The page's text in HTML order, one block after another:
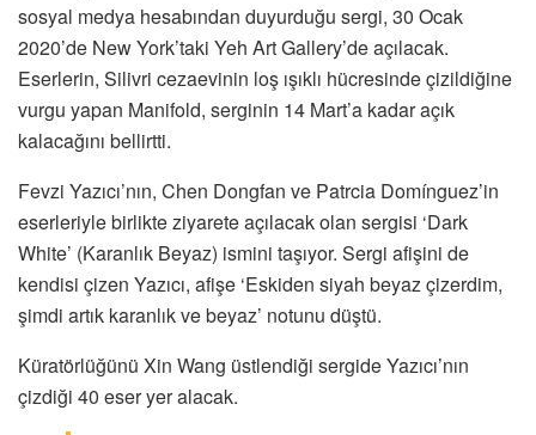
sosyal medya hesabından duyurduğu sergi, 30 Ocak
2020’de New York’taki Yeh Art Gallery’de açılacak.
Eserlerin, Silivri cezaevinin loş ışıklı hücresinde çizildiğine
vurgu yapan Manifold, serginin 14 Mart’a kadar açık
kalacağını bellirtti.
Fevzi Yazıcı’nın, Chen Dongfan ve Patrcia Domínguez’in
eserleriyle birlikte ziyarete açılacak olan sergisi ‘Dark
White’ (Karanlık Beyaz) ismini taşıyor. Sergi afişini de
kendisi çizen Yazıcı, afişe ‘Eskiden siyah beyaz çizerdim,
şimdi artık karanlık ve beyaz’ notunu düştü.
Küratörlüğünü Xin Wang üstlendiği sergide Yazıcı’nın
çizdiği 40 eser yer alacak.